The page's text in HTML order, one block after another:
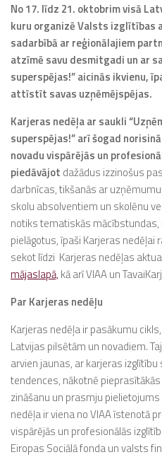
No 17. līdz 21. oktobrim visā
kuru organizē Valsts izglītības
sadarbībā ar reģionālajiem
atzīmē savu desmitgadi un ar
superspējas!” aicinās ikvienu,
attīstīt savas uzņēmējspējas.
Karjeras nedēļa ar saukli
superspējas!” arī šogad
novadu vispārējās un
piedāvājot dažādus izzinošus
darbnīcas, tikšanās ar
skolu absolventiem un skolēnu
notiks tematiskās
pielāgotus, īpaši Karjeras nedēļai
sekot līdzi Karjeras nedēļas
mājaslapā, kā arī VIAA un
Par Karjeras nedēļu
Karjeras nedēļa ir pasākumu
Latvijas pilsētām un novadiem.
arvien jaunas, ar karjeras
tendences, nākotnē
zināšanu un prasmju
nedēļa ir viena no VIAA īstenotā
vispārējās un profesionālās
Eiropas Sociālā fonda un valsts